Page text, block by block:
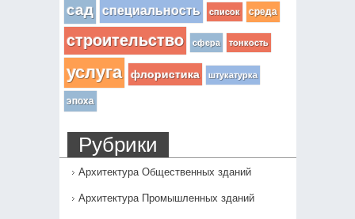
сад специальность список среда
строительство сфера тонкость
услуга флористика штукатурка
эпоха
Рубрики
Архитектура Общественных зданий
Архитектура Промышленных зданий